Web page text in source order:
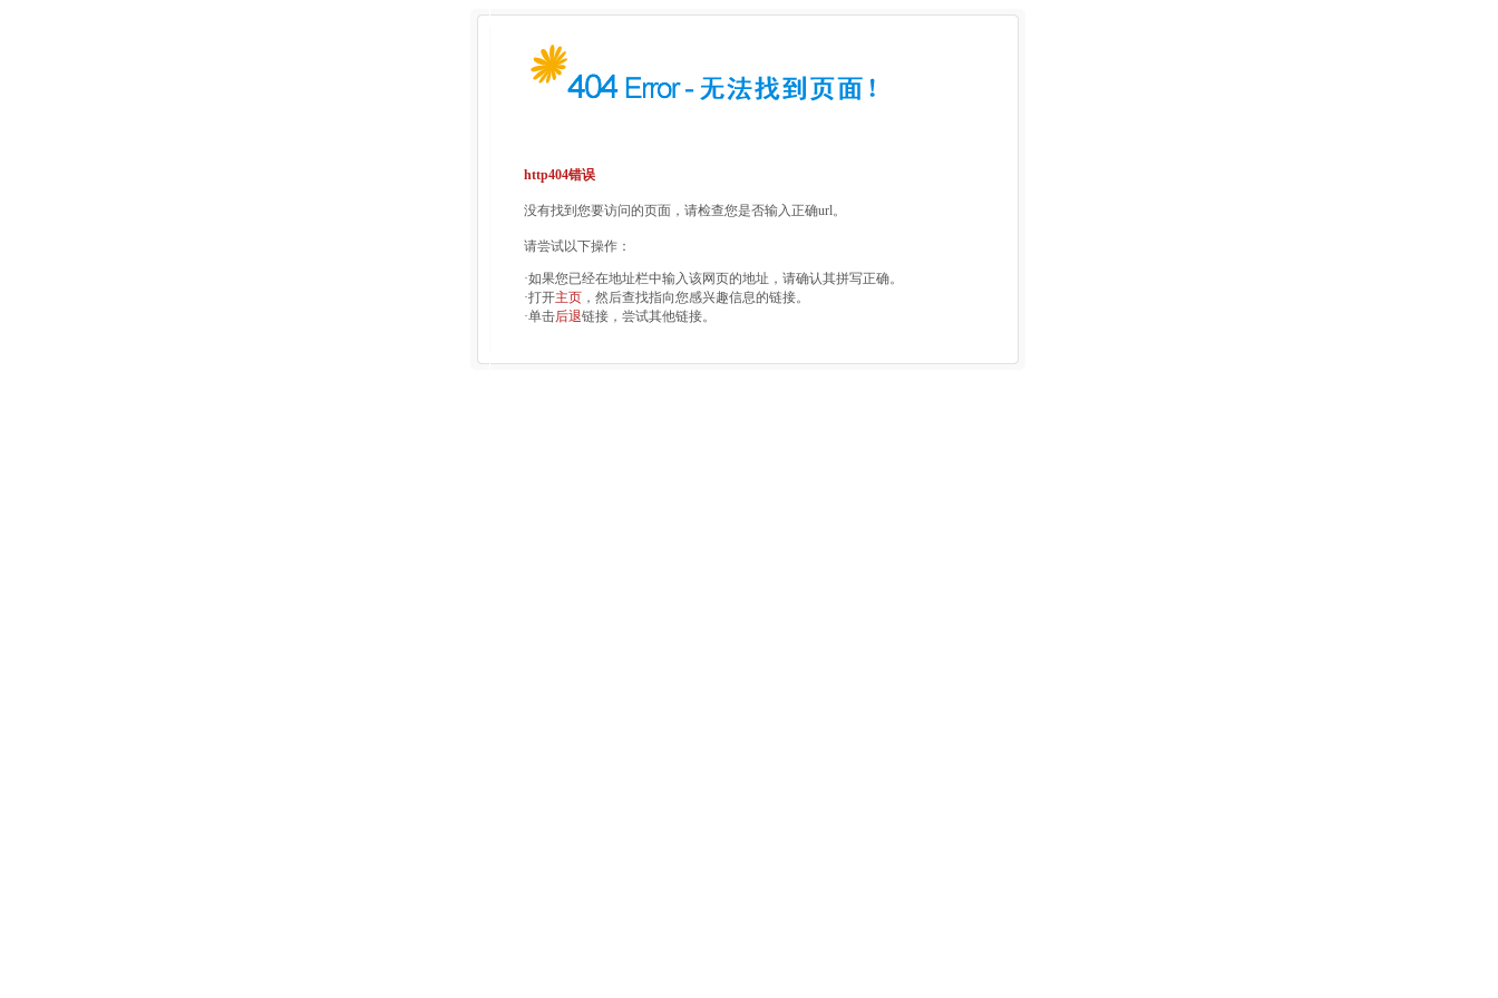
http404错误
没有找到您要访问的页面，请检查您是否输入正确url。
请尝试以下操作：
·如果您已经在地址栏中输入该网页的地址，请确认其拼写正确。
·打开主页 ，然后查找指向您感兴趣信息的链接。
·单击后退链接，尝试其他链接。